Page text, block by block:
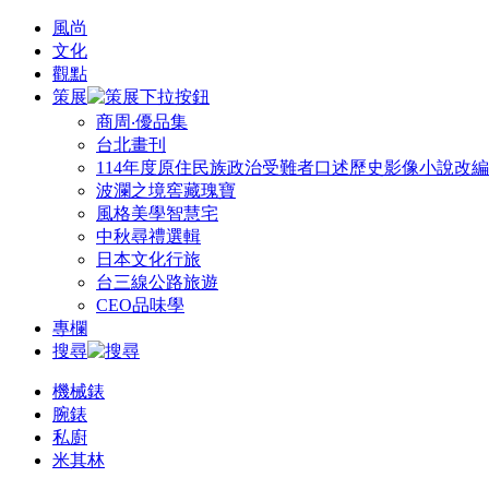
風尚
文化
觀點
策展
商周‧優品集
台北畫刊
114年度原住民族政治受難者口述歷史影像小說改
波瀾之境窖藏瑰寶
風格美學智慧宅
中秋尋禮選輯
日本文化行旅
台三線公路旅遊
CEO品味學
專欄
搜尋
機械錶
腕錶
私廚
米其林